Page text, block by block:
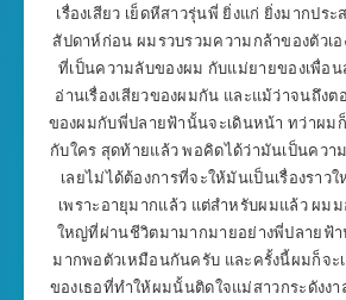
เรื่องเสียว เย็ดหีสาวรุ่นพี่ ยิ่งแก่ ยิ่งมากปร
สัปดาห์ก่อน ผมรวบรวมความกล้าของตัวเอง
ที่เป็นความลับของผม กับแม่ยายของเพื่อ
อ่านเรื่องเสียวของผมกัน และแม้ว่าจนถึง
ของผมกับพี่ปลายฟ้านั้นจะเดินหน้า ทว่าผม
กับใคร สุดท้ายแล้ว พอคิดได้ว่ามันเป็นควา
เลยไม่ได้ต้องการที่จะให้มันเป็นเรื่องราว
เพราะอายุมากแล้ว แต่สำหรับผมแล้ว ผมม
ใหญ่ที่ผ่านชีวิตมามากมายอย่างพี่ปลายฟ้า
มากพอตัวเหมือนกันครับ และครั้งนี้ผมก็จะ
ของเธอที่ทำให้ผมนั้นติดใจแม่สาวกระดังง